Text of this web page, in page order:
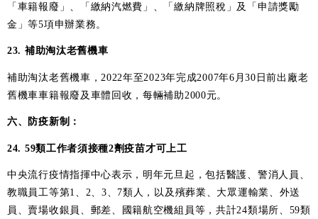
「車籍報廢」、「繳納汽燃費」、「繳納牌照稅」及「申請獎勵
金」等5項申辦業務。
23. 補助淘汰老舊機車
補助淘汰老舊機車，2022年至2023年完成2007年6月30日前出廠老
舊機車車籍報廢及車體回收，每輛補助2000元。
六、防疫新制：
24. 59類工作者須接種2劑疫苗才可上工
中央流行疫情指揮中心表示，明年元旦起，包括醫護、警消人員、
教職員工等第1、2、3、7類人，以及殯葬業、大眾運輸業、外送
員、賣場收銀員、郵差、國籍航空機組員等，共計24類場所、59類